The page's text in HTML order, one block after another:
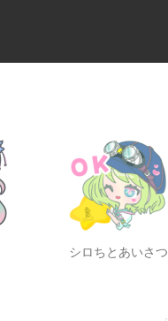
シロちとあいさつ